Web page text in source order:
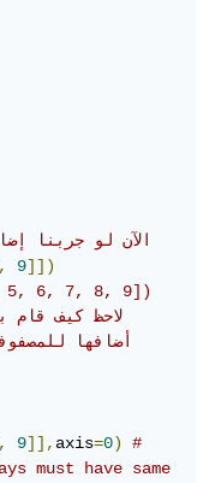
# الآن لو جربنا
, 9]])
5, 6, 7, 8, 9])
أضافها
, 9]],axis=0)
#
must have same